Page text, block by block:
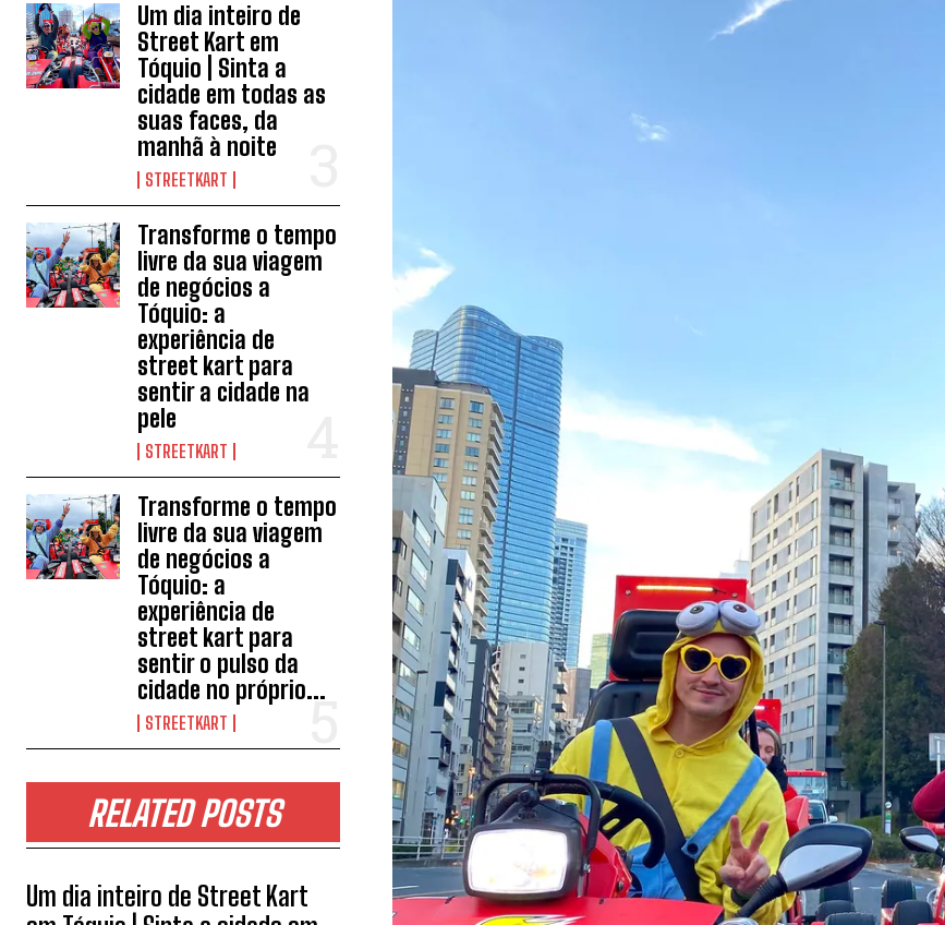
Um dia inteiro de
Street Kart em
Tóquio | Sinta a
cidade em todas as
suas faces, da
manhã à noite
STREETKART
Transforme o tempo
livre da sua viagem
de negócios a
Tóquio: a
experiência de
street kart para
sentir a cidade na
pele
STREETKART
Transforme o tempo
livre da sua viagem
de negócios a
Tóquio: a
experiência de
street kart para
sentir o pulso da
cidade no próprio...
STREETKART
RELATED POSTS
Um dia inteiro de Street Kart